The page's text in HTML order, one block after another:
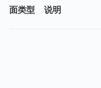
面类型
说明